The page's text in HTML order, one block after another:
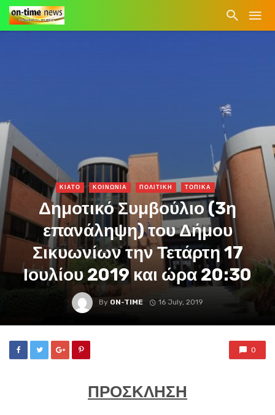
ΚΙΑΤΟ ΚΟΙΝΩΝΙΑ ΠΟΛΙΤΙΚΗ ΤΟΠΙΚΑ
Δημοτικό Συμβούλιο (3η
επανάληψη) του Δήμου
Σικυωνίων την Τετάρτη 17
Ιουλίου 2019 και ώρα 20:30
By ON-TIME 16 July, 2019
0
ΠΡΟΣΚΛΗΣΗ